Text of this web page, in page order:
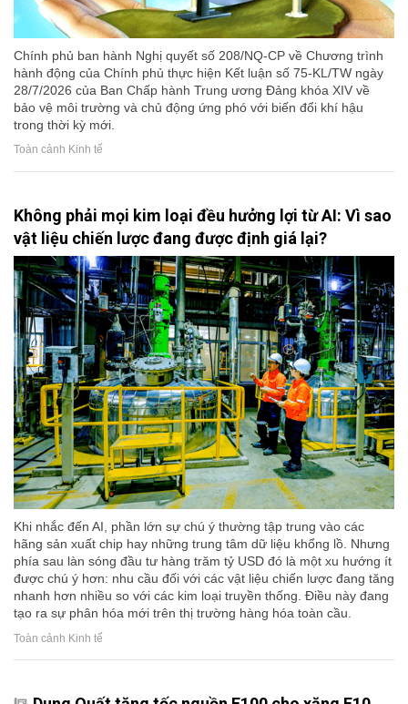
Chính phủ ban hành Nghị quyết số 208/NQ-CP về Chương trình
hành động của Chính phủ thực hiện Kết luận số 75-KL/TW ngày
28/7/2026 của Ban Chấp hành Trung ương Đảng khóa XIV về
bảo vệ môi trường và chủ động ứng phó với biến đổi khí hậu
trong thời kỳ mới.
Toàn cảnh Kinh tế
Không phải mọi kim loại đều hưởng lợi từ AI: Vì sao
vật liệu chiến lược đang được định giá lại?
Khi nhắc đến AI, phần lớn sự chú ý thường tập trung vào các
hãng sản xuất chip hay những trung tâm dữ liệu khổng lồ. Nhưng
phía sau làn sóng đầu tư hàng trăm tỷ USD đó là một xu hướng ít
được chú ý hơn: nhu cầu đối với các vật liệu chiến lược đang tăng
nhanh hơn nhiều so với các kim loại truyền thống. Điều này đang
tạo ra sự phân hóa mới trên thị trường hàng hóa toàn cầu.
Toàn cảnh Kinh tế